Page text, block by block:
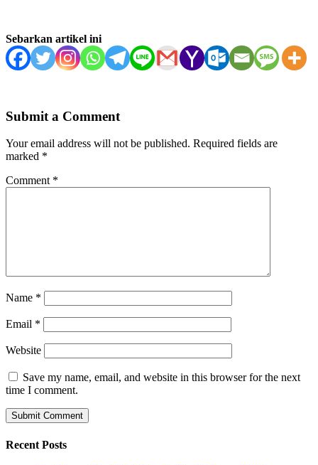
Sebarkan artikel ini
Submit a Comment
Your email address will not be published. Required fields are
marked *
Comment *
Name *
Email *
Website
Save my name, email, and website in this browser for the next
time I comment.
Recent Posts